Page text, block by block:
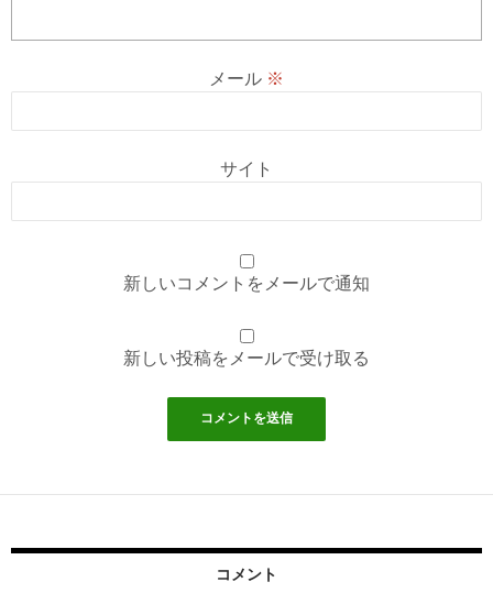
メール ※
サイト
新しいコメントをメールで通知
新しい投稿をメールで受け取る
コメント